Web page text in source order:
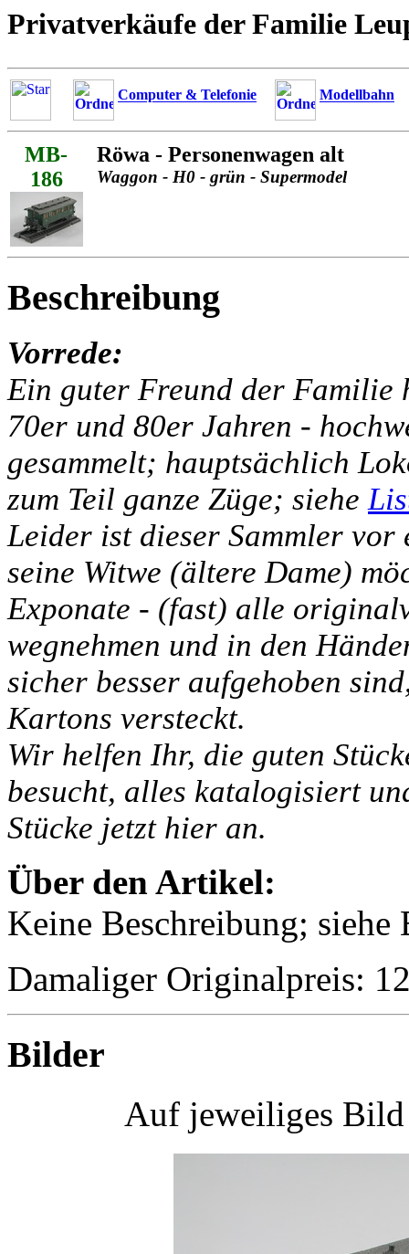
Privatverkäufe der Familie
Computer & Telefonie Modellbahn
MB-
186
Röwa - Personenwagen alt
Waggon - H0 - grün - Supermodel
Beschreibung
Vorrede:
Ein guter Freund der
70er und 80er Jahren -
gesammelt; hauptsächlich
zum Teil ganze Züge; siehe
Leider ist dieser Sammler
seine Witwe (ältere Dame)
Exponate - (fast) alle
wegnehmen und in den
sicher besser aufgehoben
Kartons versteckt.
Wir helfen Ihr, die guten
besucht, alles katalogisiert
Stücke jetzt hier an.
Über den Artikel:
Keine Beschreibung; siehe
Damaliger Originalpreis:
Bilder
Auf jeweiliges